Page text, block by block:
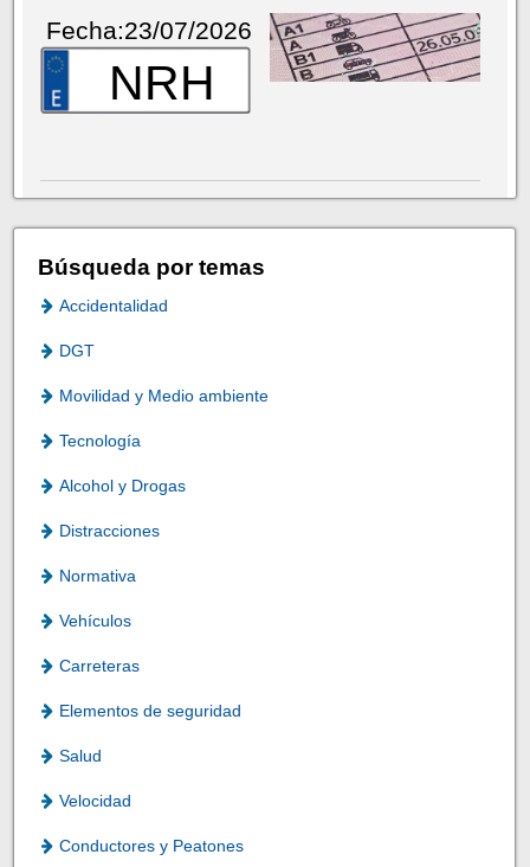
Fecha:23/07/2026
NRH
Búsqueda por temas
Accidentalidad
DGT
Movilidad y Medio ambiente
Tecnología
Alcohol y Drogas
Distracciones
Normativa
Vehículos
Carreteras
Elementos de seguridad
Salud
Velocidad
Conductores y Peatones